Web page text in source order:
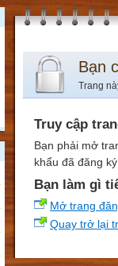
Bạn
Trang
Truy cập
Bạn phải mở
khẩu đã đăng
Bạn làm gì
Mở trang
Quay trở lại